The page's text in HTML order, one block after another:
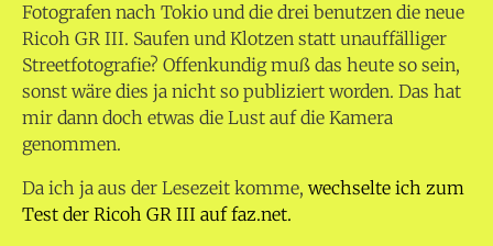
Fotografen nach Tokio und die drei benutzen die neue
Ricoh GR III. Saufen und Klotzen statt unauffälliger
Streetfotografie? Offenkundig muß das heute so sein,
sonst wäre dies ja nicht so publiziert worden. Das hat
mir dann doch etwas die Lust auf die Kamera
genommen.
Da ich ja aus der Lesezeit komme, wechselte ich zum
Test der Ricoh GR III auf faz.net.